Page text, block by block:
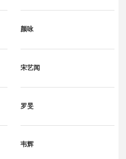
颜咏
宋艺闻
罗旻
韦辉